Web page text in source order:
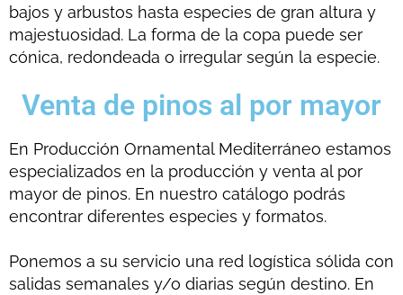
bajos y arbustos hasta especies de gran altura y
majestuosidad. La forma de la copa puede ser
cónica, redondeada o irregular según la especie.
Venta de pinos al por mayor
En Producción Ornamental Mediterráneo estamos
especializados en la producción y venta al por
mayor de pinos. En nuestro catálogo podrás
encontrar diferentes especies y formatos.
Ponemos a su servicio una red logística sólida con
salidas semanales y/o diarias según destino. En